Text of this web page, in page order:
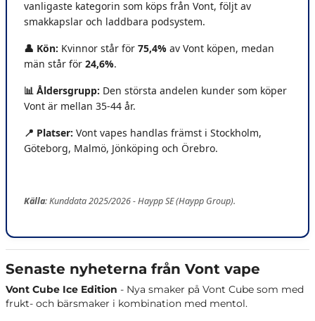
vanligaste kategorin som köps från Vont, följt av
smakkapslar och laddbara podsystem.
👤 Kön: Kvinnor står för 75,4% av Vont köpen, medan
män står för 24,6%.
📊 Åldersgrupp: Den största andelen kunder som köper
Vont är mellan 35-44 år.
📍 Platser: Vont vapes handlas främst i Stockholm,
Göteborg, Malmö, Jönköping och Örebro.
Källa: Kunddata 2025/2026 - Haypp SE (Haypp Group).
Senaste nyheterna från Vont vape
Vont Cube Ice Edition - Nya smaker på Vont Cube som med
frukt- och bärsmaker i kombination med mentol.